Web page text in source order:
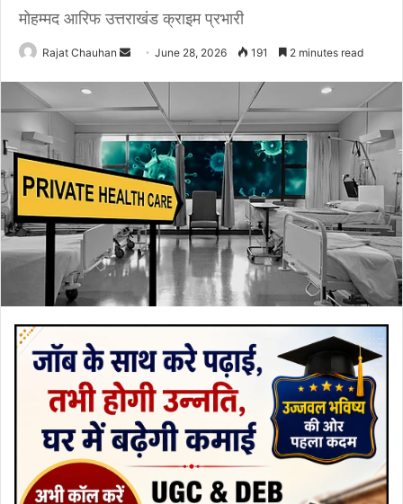
मोहम्मद आरिफ उत्तराखंड क्राइम प्रभारी
Rajat Chauhan
Send
email
June 28, 2026 191 2 minutes read